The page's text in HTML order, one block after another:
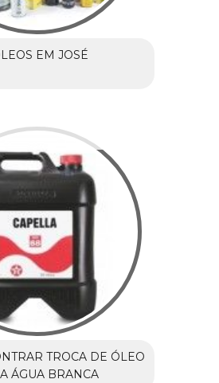
EM JOSÉ
TROCA DE ÓLEO
ÁGUA BRANCA